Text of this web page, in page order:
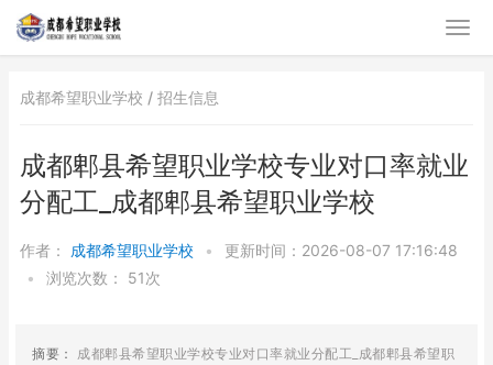
成都希望职业学校 / 招生信息
成都郫县希望职业学校专业对口率就业
分配工_成都郫县希望职业学校
作者： 成都希望职业学校 •
更新时间：2026-08-07 17:16:48
•
浏览次数： 51次
摘要： 成都郫县希望职业学校专业对口率就业分配工_成都郫县希望职